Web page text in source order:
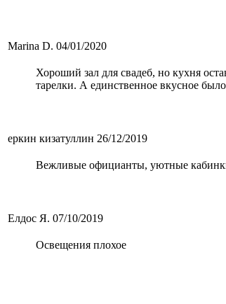
Marina D. 04/01/2020
Хороший зал для свадеб, но кухня
тарелки. А единственное вкусное
еркин кизатуллин 26/12/2019
Вежливые официанты, уютные
Елдос Я. 07/10/2019
Освещения плохое